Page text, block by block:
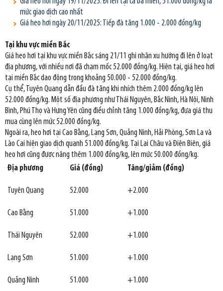
mức giao dịch cao nhất
Giá heo hơi ngày 20/11/2025: Tiếp đà tăng 1.000 - 2.000 đồng/kg
Tại khu vực miền Bắc
Giá heo hơi tại khu vực miền Bắc sáng 21/11 ghi nhận xu hướng đi lên ở loạt
địa phương, với nhiều nơi đã chạm mốc 52.000 đồng/kg. Hiện tại, giá heo hơi
tại miền Bắc dao động trong khoảng 50.000 - 52.000 đồng/kg.
Cụ thể, Tuyên Quang dẫn đầu đà tăng khi nhích thêm 2.000 đồng/kg lên
52.000 đồng/kg. Một số địa phương như Thái Nguyên, Bắc Ninh, Hà Nội, Ninh
Bình, Phú Thọ và Hưng Yên cũng điều chỉnh tăng 1.000 đồng/kg, đưa giá thu
mua cùng lên mức 52.000 đồng/kg.
Ngoài ra, heo hơi tại Cao Bằng, Lạng Sơn, Quảng Ninh, Hải Phòng, Sơn La và
Lào Cai hiện giao dịch quanh 51.000 đồng/kg. Tại Lai Châu và Điện Biên, giá
heo hơi cũng được nâng thêm 1.000 đồng/kg, lên mức 50.000 đồng/kg.
Địa phương
Giá (đồng) Tăng/giảm (đồng)
Tuyên Quang 52.000 +2.000
Cao Bằng 51.000 +1.000
Thái Nguyên 52.000 +1.000
Lạng Sơn 51.000 +1.000
Quảng Ninh 51.000 +1.000